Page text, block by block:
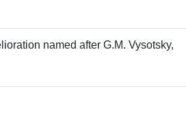
named after G.M. Vysotsky,